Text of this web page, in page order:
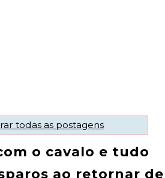
todas as postagens
o cavalo e tudo
ao retornar de